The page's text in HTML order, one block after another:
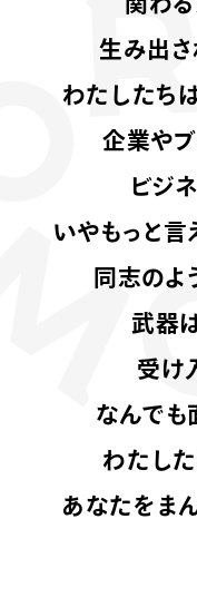
生み出さ
わたしたち
企業や
ビジ
いやもっと
同志のよ
武器
受け
なんでも
わたし
あなたをま